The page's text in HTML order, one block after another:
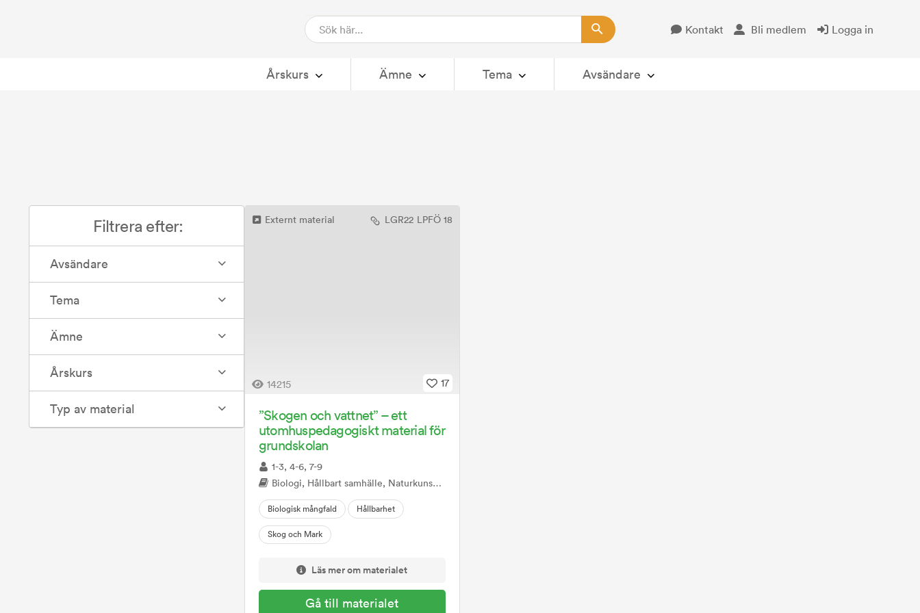
Kontakt Bli medlem Logga in
Årskurs Ämne Tema Avsändare Öppna avsändare
Filtrera efter:
Avsändare
Tema
Ämne
Årskurs
Typ av material
Externt material LGR22 LPFÖ 18
14215 17
”Skogen och vattnet” – ett
utomhuspedagogiskt material för
grundskolan
1-3, 4-6, 7-9
Biologi, Hållbart samhälle, Naturkunskap, NO
Biologisk mångfald Hållbarhet
Skog och Mark
Läs mer om materialet
Gå till materialet